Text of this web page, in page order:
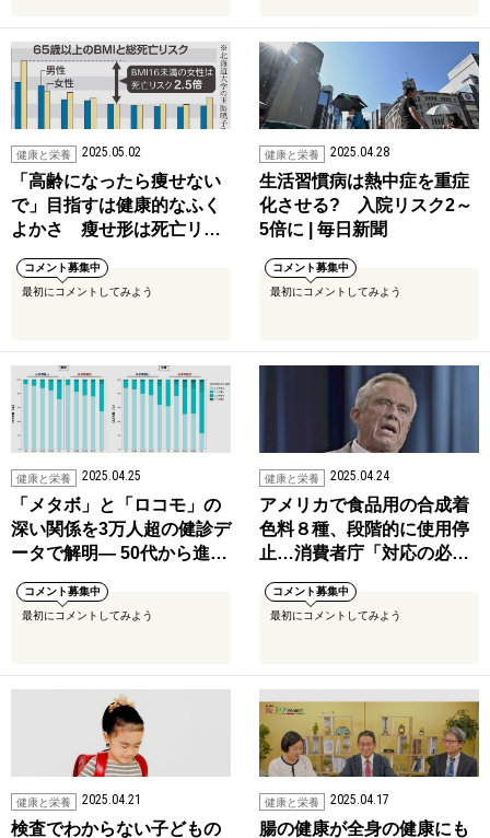
健康と栄養 2025.05.02
「高齢になったら痩せない
で」目指すは健康的なふく
よかさ 瘦せ形は死亡リ…
コメント募集中
最初にコメントしてみよう
健康と栄養 2025.04.28
生活習慣病は熱中症を重症
化させる? 入院リスク2～
5倍に | 毎日新聞
コメント募集中
最初にコメントしてみよう
健康と栄養 2025.04.25
「メタボ」と「ロコモ」の
深い関係を3万人超の健診デ
ータで解明― 50代から進…
コメント募集中
最初にコメントしてみよう
健康と栄養 2025.04.24
アメリカで食品用の合成着
色料８種、段階的に使用停
止…消費者庁「対応の必…
コメント募集中
最初にコメントしてみよう
健康と栄養 2025.04.21
検査でわからない子どもの
健康と栄養 2025.04.17
腸の健康が全身の健康にも